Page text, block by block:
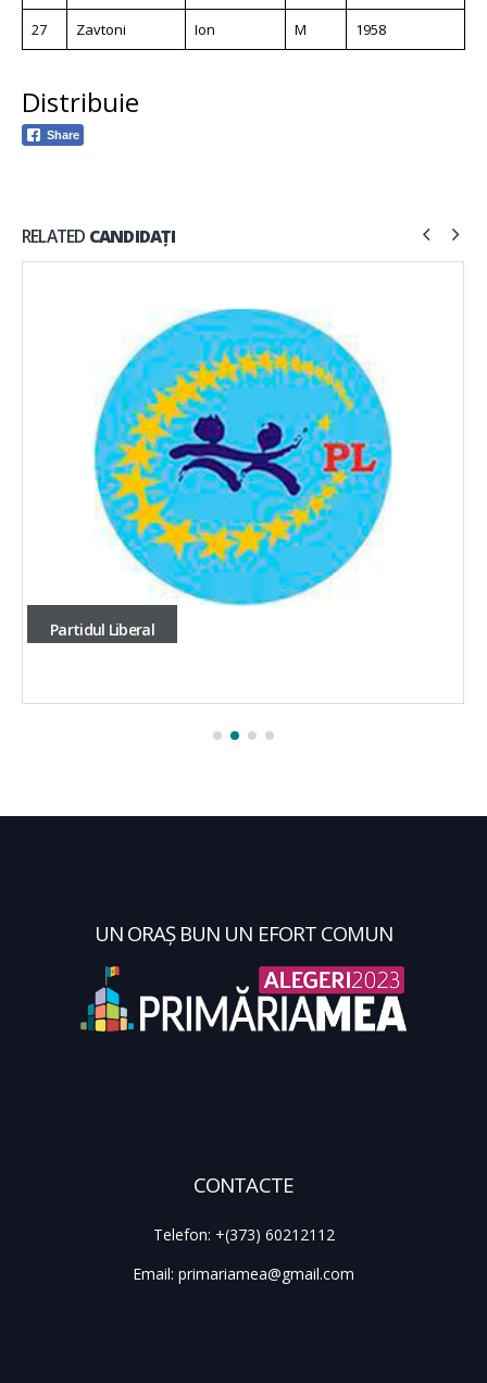
27 Zavtoni Ion M 1958
Distribuie
Share
RELATED CANDIDAȚI
Partidul Liberal
UN ORAȘ BUN UN EFORT COMUN
CONTACTE
Telefon: +(373) 60212112
Email: primariamea@gmail.com